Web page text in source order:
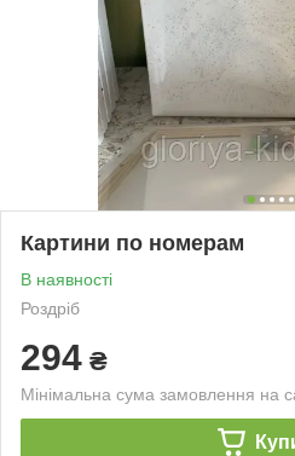
Картини по номерам
В наявності
Роздріб
294 ₴
Мінімальна сума замовлення на